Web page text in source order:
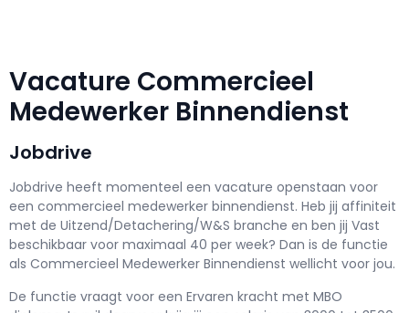
Vacature Commercieel
Medewerker Binnendienst
Jobdrive
Jobdrive heeft momenteel een vacature openstaan voor
een commercieel medewerker binnendienst. Heb jij affiniteit
met de Uitzend/Detachering/W&S branche en ben jij Vast
beschikbaar voor maximaal 40 per week? Dan is de functie
als Commercieel Medewerker Binnendienst wellicht voor jou.
De functie vraagt voor een Ervaren kracht met MBO